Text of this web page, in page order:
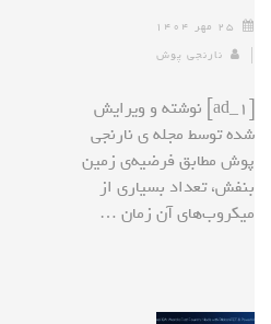
۲۵ مهر ۱۴۰۴
نارنجی پوش
[ad_1] نوشته و ویرایش
شده توسط مجله ی نارنجی
پوش مطابق فرضیه‌ی زمین
بنفش، تعداد بسیاری از
میکروب‌های آن زمان …